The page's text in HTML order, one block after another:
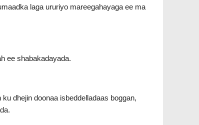
laga ururiyo mareegahayaga ee ma
ee shabakadayada.
dhejin doonaa isbeddelladaas boggan,